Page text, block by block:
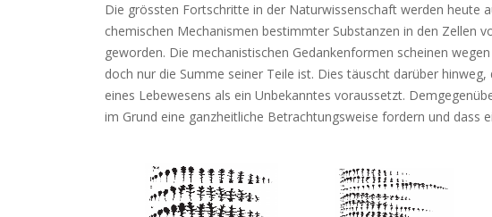
Die grössten Fortschritte in der Naturwissenschaft werden heute
chemischen Mechanismen bestimmter Substanzen in den Zellen
geworden. Die mechanistischen Gedankenformen scheinen
doch nur die Summe seiner Teile ist. Dies täuscht darüber
eines Lebewesens als ein Unbekanntes voraussetzt.
im Grund eine ganzheitliche Betrachtungsweise fordern und dass